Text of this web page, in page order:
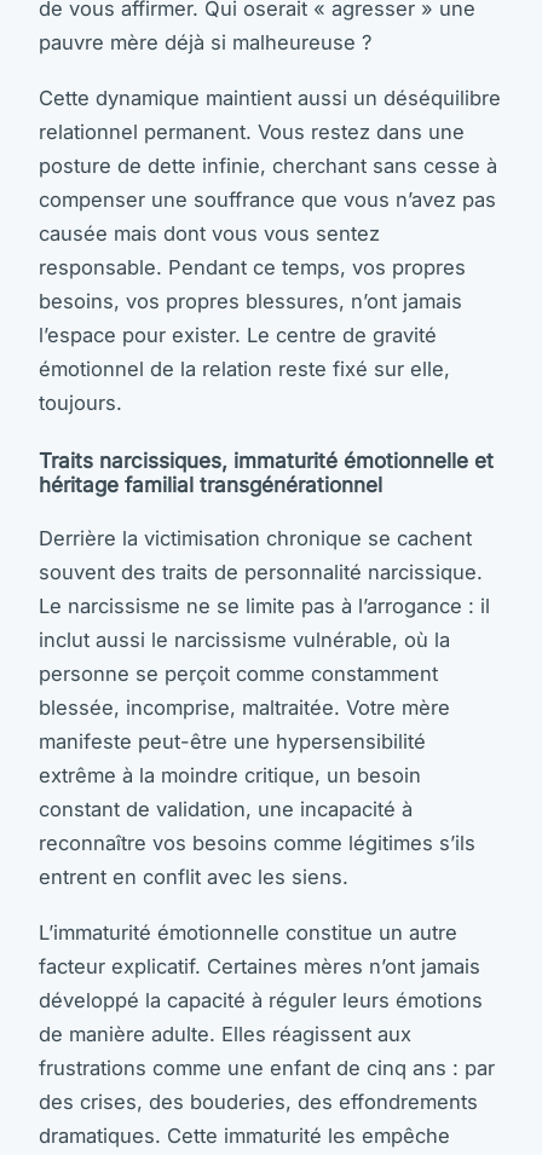
de vous affirmer. Qui oserait « agresser » une
pauvre mère déjà si malheureuse ?
Cette dynamique maintient aussi un déséquilibre
relationnel permanent. Vous restez dans une
posture de dette infinie, cherchant sans cesse à
compenser une souffrance que vous n’avez pas
causée mais dont vous vous sentez
responsable. Pendant ce temps, vos propres
besoins, vos propres blessures, n’ont jamais
l’espace pour exister. Le centre de gravité
émotionnel de la relation reste fixé sur elle,
toujours.
Traits narcissiques, immaturité émotionnelle et
héritage familial transgénérationnel
Derrière la victimisation chronique se cachent
souvent des traits de personnalité narcissique.
Le narcissisme ne se limite pas à l’arrogance : il
inclut aussi le narcissisme vulnérable, où la
personne se perçoit comme constamment
blessée, incomprise, maltraitée. Votre mère
manifeste peut-être une hypersensibilité
extrême à la moindre critique, un besoin
constant de validation, une incapacité à
reconnaître vos besoins comme légitimes s’ils
entrent en conflit avec les siens.
L’immaturité émotionnelle constitue un autre
facteur explicatif. Certaines mères n’ont jamais
développé la capacité à réguler leurs émotions
de manière adulte. Elles réagissent aux
frustrations comme une enfant de cinq ans : par
des crises, des bouderies, des effondrements
dramatiques. Cette immaturité les empêche